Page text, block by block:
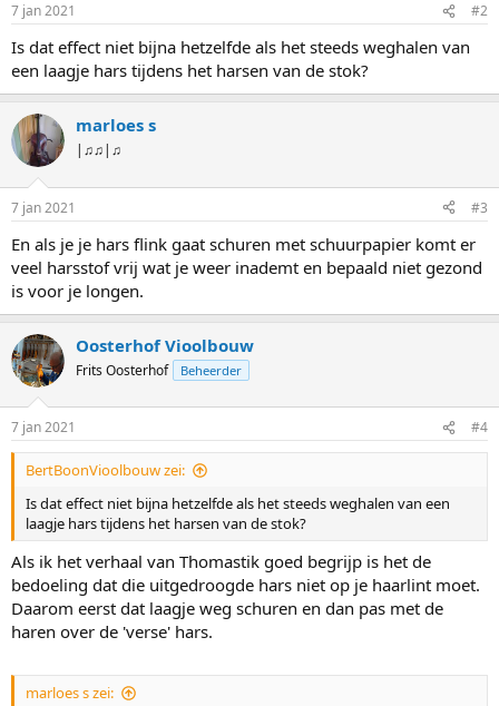
7 jan 2021 #2
Is dat effect niet bijna hetzelfde als het steeds weghalen van
een laagje hars tijdens het harsen van de stok?
marloes s
|♫♫|♫
7 jan 2021 #3
En als je je hars flink gaat schuren met schuurpapier komt er
veel harsstof vrij wat je weer inademt en bepaald niet gezond
is voor je longen.
Oosterhof Vioolbouw
Frits Oosterhof Beheerder
7 jan 2021 #4
BertBoonVioolbouw zei:
Is dat effect niet bijna hetzelfde als het steeds weghalen van een
laagje hars tijdens het harsen van de stok?
Als ik het verhaal van Thomastik goed begrijp is het de
bedoeling dat die uitgedroogde hars niet op je haarlint moet.
Daarom eerst dat laagje weg schuren en dan pas met de
haren over de 'verse' hars.
marloes s zei: